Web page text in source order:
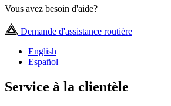
Vous avez besoin d'aide?
Demande d'assistance routière
English
Español
Service à la clientèle